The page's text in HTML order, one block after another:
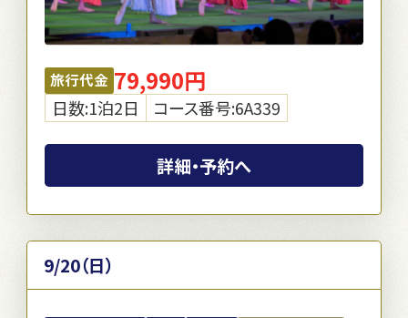
旅行代金 79,990円
日数:1泊2日 コース番号:6A339
詳細・予約へ
9/20（日）